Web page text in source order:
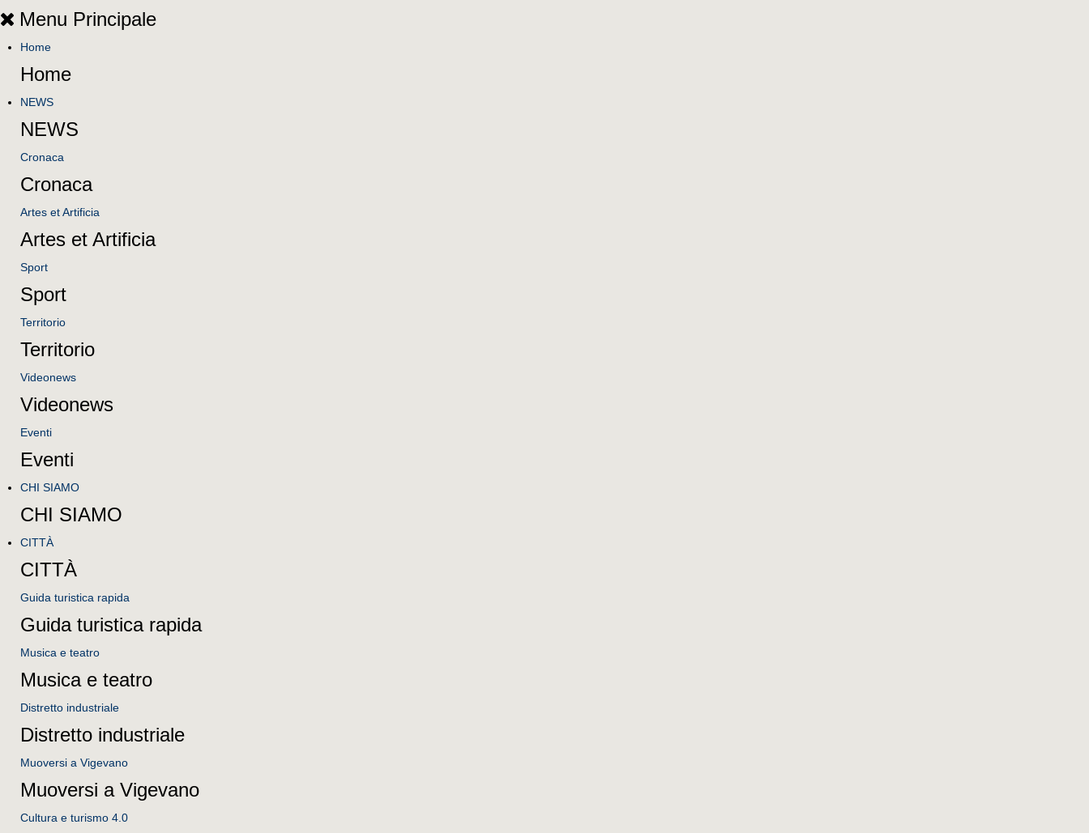
Menu Principale
Home
Home
NEWS
NEWS
Cronaca
Cronaca
Artes et Artificia
Artes et Artificia
Sport
Sport
Territorio
Territorio
Videonews
Videonews
Eventi
Eventi
CHI SIAMO
CHI SIAMO
CITTÀ
CITTÀ
Guida turistica rapida
Guida turistica rapida
Musica e teatro
Musica e teatro
Distretto industriale
Distretto industriale
Muoversi a Vigevano
Muoversi a Vigevano
Cultura e turismo 4.0